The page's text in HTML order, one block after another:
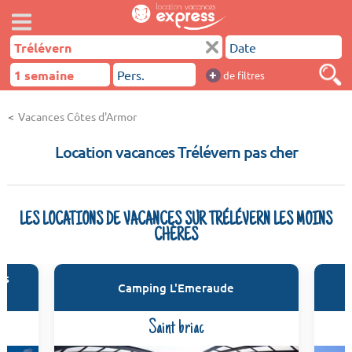
+ de filtres
Vacances Côtes d'Armor
Location vacances Trélévern pas cher
LES LOCATIONS DE VACANCES SUR TRÉLÉVERN LES MOINS
CHÈRES
Camping L'Emeraude
Saint briac